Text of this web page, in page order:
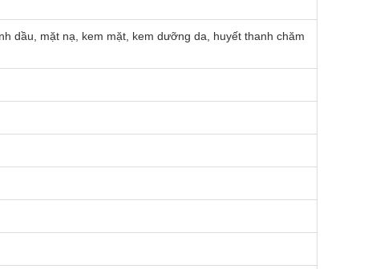
dầu, mặt nạ, kem mặt, kem dưỡng da, huyết thanh chăm